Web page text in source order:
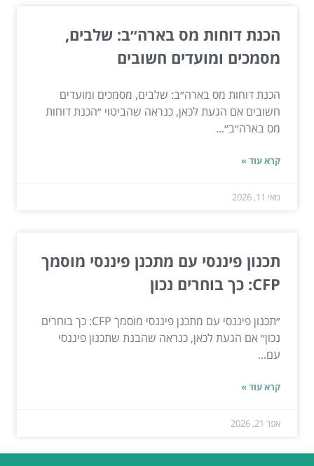
הכנת דוחות מס בארה״ב: שלבים,
מסמכים ומועדים חשובים
הכנת דוחות מס בארה״ב: שלבים, מסמכים ומועדים
חשובים אם הגעת לכאן, כנראה שהביטוי ״הכנת דוחות
מס בארה״ב״...
קרא עוד »
מאי 11, 2026
תכנון פיננסי עם מתכנן פיננסי מוסמך
CFP: כך בוחרים נכון
״תכנון פיננסי עם מתכנן פיננסי מוסמך CFP: כך בוחרים
נכון״ אם הגעת לכאן, כנראה שהבנת שתכנון פיננסי
עם...
קרא עוד »
אפר 21, 2026